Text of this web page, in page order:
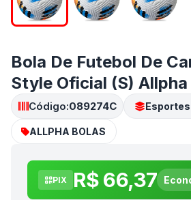
Bola De Futebol De
Style Oficial (S)
Código:089274C
ALLPHA BOLAS
PIX R$ 66,37